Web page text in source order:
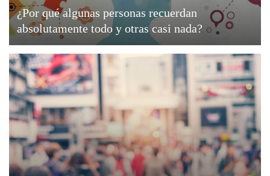
¿Por qué algunas personas recuerdan
absolutamente todo y otras casi nada?